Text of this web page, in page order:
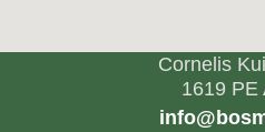
Cornelis
1619 PE